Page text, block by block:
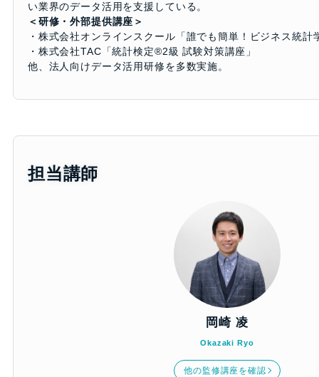
い業界のデータ活用を支援している。
＜研修・外部提供講座＞
・株式会社オンラインスクール「誰でも簡単！ビジネス統計
・株式会社TAC「統計検定®2級 試験対策講座」
他、法人向けデータ活用研修を多数実施。
担当講師
岡崎 凌
Okazaki Ryo
他の監修講座を確認